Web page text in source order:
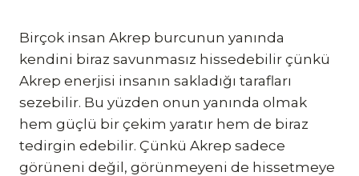
Birçok insan Akrep burcunun yanında
kendini biraz savunmasız hissedebilir çünkü
Akrep enerjisi insanın sakladığı tarafları
sezebilir. Bu yüzden onun yanında olmak
hem güçlü bir çekim yaratır hem de biraz
tedirgin edebilir. Çünkü Akrep sadece
görüneni değil, görünmeyeni de hissetmeye